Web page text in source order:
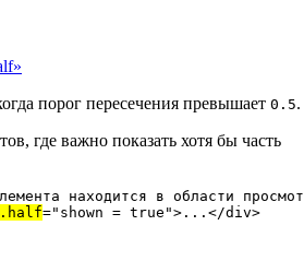
порог пересечения превышает 0.5.
где важно показать хотя бы часть
находится в области
.half=" shown = true ">...</div>